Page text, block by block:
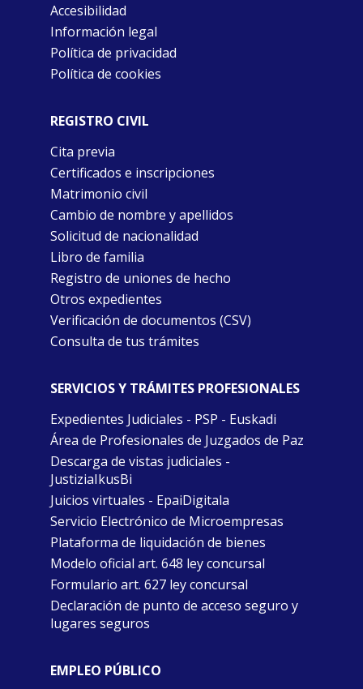
Accesibilidad
Información legal
Política de privacidad
Política de cookies
REGISTRO CIVIL
Cita previa
Certificados e inscripciones
Matrimonio civil
Cambio de nombre y apellidos
Solicitud de nacionalidad
Libro de familia
Registro de uniones de hecho
Otros expedientes
Verificación de documentos (CSV)
Consulta de tus trámites
SERVICIOS Y TRÁMITES PROFESIONALES
Expedientes Judiciales - PSP - Euskadi
Área de Profesionales de Juzgados de Paz
Descarga de vistas judiciales -
JustiziaIkusBi
Juicios virtuales - EpaiDigitala
Servicio Electrónico de Microempresas
Plataforma de liquidación de bienes
Modelo oficial art. 648 ley concursal
Formulario art. 627 ley concursal
Declaración de punto de acceso seguro y
lugares seguros
EMPLEO PÚBLICO